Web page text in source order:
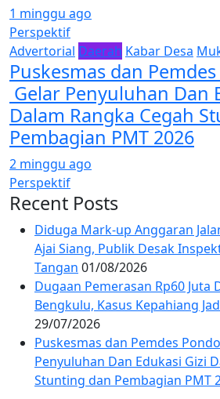
1 minggu ago
Perspektif
Advertorial Daerah Kabar Desa
Puskesmas dan
Gelar Penyuluhan Dan
Dalam Rangka Cegah
Pembagian PMT 2026
2 minggu ago
Perspektif
Recent Posts
Diduga Mark-up Anggaran
Ajai Siang, Publik Desak
Tangan 01/08/2026
Dugaan Pemerasan Rp60 Juta
Bengkulu, Kasus Kepahiang
29/07/2026
Puskesmas dan Pemdes
Penyuluhan Dan Edukasi Gizi
Stunting dan Pembagian PMT